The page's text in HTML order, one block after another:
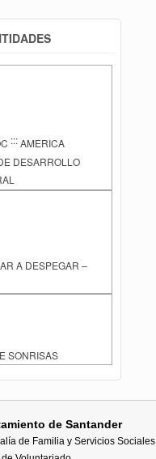
:::AMERICA
DESARROLLO
A DESPEGAR –
SONRISAS
de Santander
de Familia y Servicios Sociales